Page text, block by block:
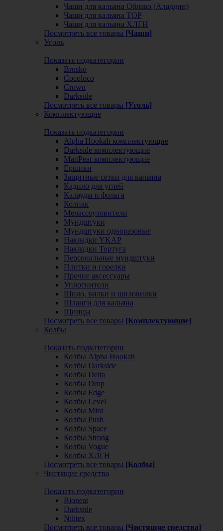
Чаши для кальяна Облако (Аладдин)
Чаши для кальяна ТОР
Чаши для кальяна ХЛГН
Посмотреть все товары [Чаши]
Уголь
Показать подкатегории
Brusko
Cocoloco
Crown
Darkside
Посмотреть все товары [Уголь]
Комплектующие
Показать подкатегории
Alpha Hookah комплектующие
Darkside комплектующие
MattPear комплектующие
Ершики
Защитные сетки для кальяна
Кадило для углей
Калауды и фольга
Колпак
Мелассоуловители
Мундштуки
Мундштуки одноразовые
Накладки YKAP
Накладки Тортуга
Персональные мундштуки
Плитки и горелки
Прочие аксессуары
Уплотнители
Шило, вилки и шиловилки
Шланги для кальяна
Щипцы
Посмотреть все товары [Комплектующие]
Колбы
Показать подкатегории
Колбы Alpha Hookah
Колбы Darkside
Колбы Delta
Колбы Drop
Колбы Edge
Колбы Level
Колбы Mini
Колбы Push
Колбы Space
Колбы Strong
Колбы Vogue
Колбы ХЛГН
Посмотреть все товары [Колбы]
Чистящие средства
Показать подкатегории
Bioneat
Darkside
Nilitex
Посмотреть все товары [Чистящие средства]